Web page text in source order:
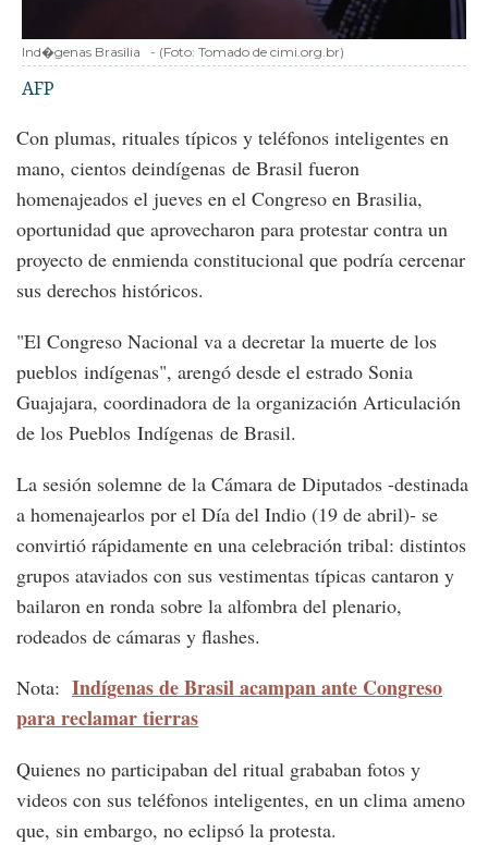
Ind�genas Brasilia - (Foto: Tomado de cimi.org.br)
AFP
Con plumas, rituales típicos y teléfonos inteligentes en
mano, cientos deindígenas de Brasil fueron
homenajeados el jueves en el Congreso en Brasilia,
oportunidad que aprovecharon para protestar contra un
proyecto de enmienda constitucional que podría cercenar
sus derechos históricos.
"El Congreso Nacional va a decretar la muerte de los
pueblos indígenas", arengó desde el estrado Sonia
Guajajara, coordinadora de la organización Articulación
de los Pueblos Indígenas de Brasil.
La sesión solemne de la Cámara de Diputados -destinada
a homenajearlos por el Día del Indio (19 de abril)- se
convirtió rápidamente en una celebración tribal: distintos
grupos ataviados con sus vestimentas típicas cantaron y
bailaron en ronda sobre la alfombra del plenario,
rodeados de cámaras y flashes.
Nota: Indígenas de Brasil acampan ante Congreso
para reclamar tierras
Quienes no participaban del ritual grababan fotos y
videos con sus teléfonos inteligentes, en un clima ameno
que, sin embargo, no eclipsó la protesta.